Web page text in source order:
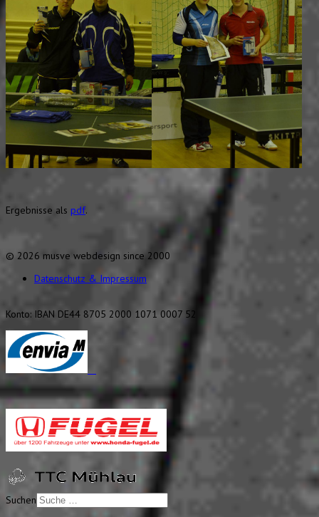
Ergebnisse als pdf.
© 2026 musve webdesign since 2000
Datenschutz & Impressum
Konto: IBAN DE44 8705 2000 1071 0007 52
Suchen